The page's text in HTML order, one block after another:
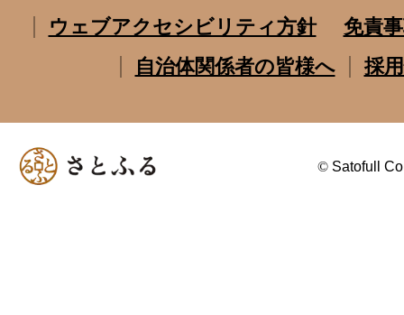
ウェブアクセシビリティ方針
免責
自治体関係者の皆様へ
採
© Satofull